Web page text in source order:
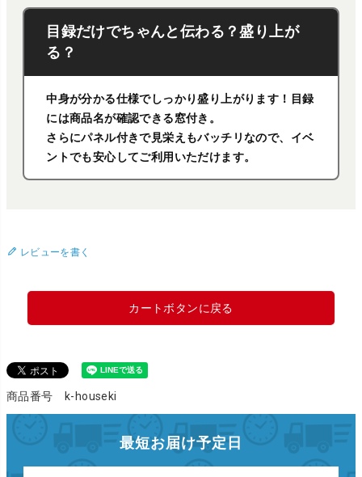
目録だけでちゃんと伝わる？盛り上が
る？
中身が分かる仕様でしっかり盛り上がります！目録
には商品名が確認できる窓付き。
さらにパネル付きで見栄えもバッチリなので、イベ
ントでも安心してご利用いただけます。
レビューを書く
カートボタンに戻る
商品番号 k-houseki
最短お届け予定日